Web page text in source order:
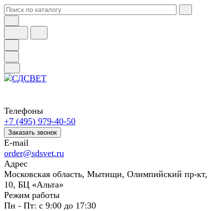
Телефоны
+7 (495) 979-40-50
Заказать звонок
E-mail
order@sdsvet.ru
Адрес
Московская область, Мытищи, Олимпийский пр-кт,
10, БЦ «Альта»
Режим работы
Пн - Пт: с 9:00 до 17:30